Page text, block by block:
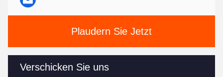
Plaudern Sie Jetzt
Verschicken Sie uns